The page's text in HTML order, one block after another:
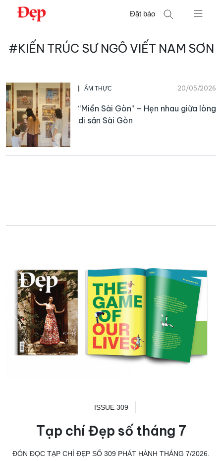
Chuyển
Đặt báo
kiếm
#KIẾN TRÚC SƯ NGÔ VIẾT NAM SƠN
ẨM THỰC 20/05/2026
“Miền Sài Gòn” – Hẹn nhau giữa lòng
di sản Sài Gòn
ISSUE 309
Tạp chí Đẹp số tháng 7
ĐÓN ĐỌC TẠP CHÍ ĐẸP SỐ 309 PHÁT HÀNH THÁNG 7/2026.